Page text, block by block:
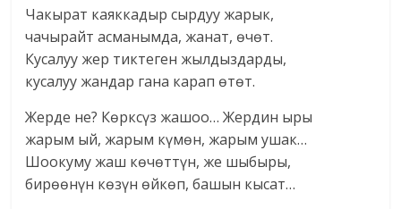
Чакырат каяккадыр сырдуу жарык,
чачырайт асманымда, жанат, өчөт.
Кусалуу жер тиктеген жылдыздарды,
кусалуу жандар гана карап өтөт.
Жерде не? Көрксүз жашоо… Жердин ыры
жарым ый, жарым күмөн, жарым ушак…
Шоокуму жаш көчөттүн, же шыбыры,
бирөөнүн көзүн өйкөп, башын кысат…